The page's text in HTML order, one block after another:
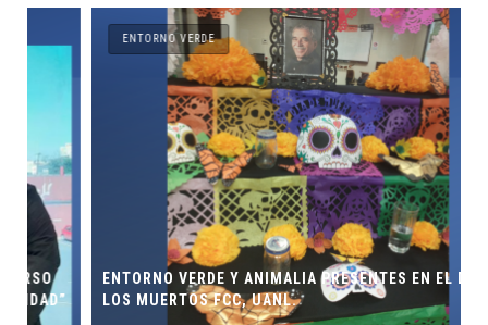
ENTORNO VERDE
ENTORNO VERDE Y ANIMALIA PRESENTES EN EL DÍA DE
LOS MUERTOS FCC, UANL.